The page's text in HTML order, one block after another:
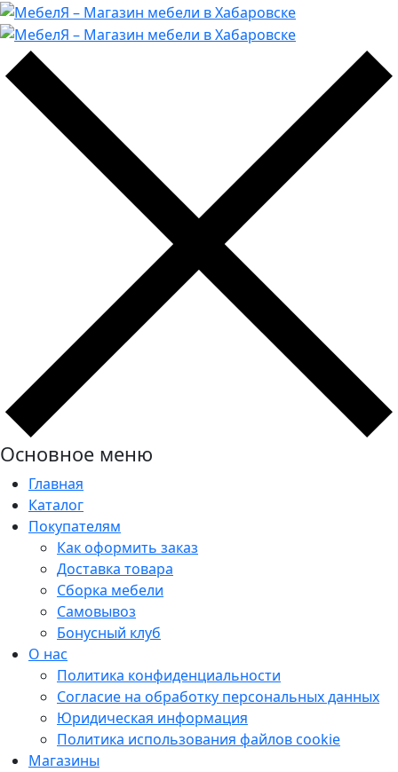
Основное меню
Главная
Каталог
Покупателям
Как оформить заказ
Доставка товара
Сборка мебели
Самовывоз
Бонусный клуб
О нас
Политика конфиденциальности
Согласие на обработку персональных данных
Юридическая информация
Политика использования файлов cookie
Магазины